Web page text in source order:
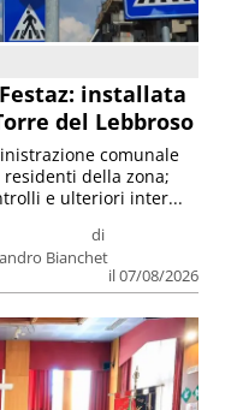
installata
del Lebbroso
di
Bianchet
il 07/08/2026
comunale
della zona;
e ulteriori inter...